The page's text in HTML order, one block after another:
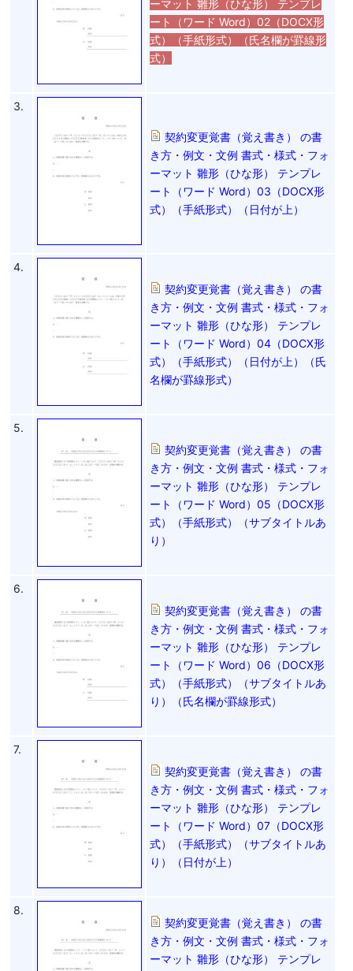
ーマット 雛形（ひな形） テンプレ
ート（ワード Word）02（DOCX形
式）（手紙形式）（氏名欄が罫線形
式）
3.
契約変更覚書（覚え書き） の書
き方・例文・文例 書式・様式・フォ
ーマット 雛形（ひな形） テンプレ
ート（ワード Word）03（DOCX形
式）（手紙形式）（日付が上）
4.
契約変更覚書（覚え書き） の書
き方・例文・文例 書式・様式・フォ
ーマット 雛形（ひな形） テンプレ
ート（ワード Word）04（DOCX形
式）（手紙形式）（日付が上）（氏
名欄が罫線形式）
5.
契約変更覚書（覚え書き） の書
き方・例文・文例 書式・様式・フォ
ーマット 雛形（ひな形） テンプレ
ート（ワード Word）05（DOCX形
式）（手紙形式）（サブタイトルあ
り）
6.
契約変更覚書（覚え書き） の書
き方・例文・文例 書式・様式・フォ
ーマット 雛形（ひな形） テンプレ
ート（ワード Word）06（DOCX形
式）（手紙形式）（サブタイトルあ
り）（氏名欄が罫線形式）
7.
契約変更覚書（覚え書き） の書
き方・例文・文例 書式・様式・フォ
ーマット 雛形（ひな形） テンプレ
ート（ワード Word）07（DOCX形
式）（手紙形式）（サブタイトルあ
り）（日付が上）
8.
契約変更覚書（覚え書き） の書
き方・例文・文例 書式・様式・フォ
ーマット 雛形（ひな形） テンプレ